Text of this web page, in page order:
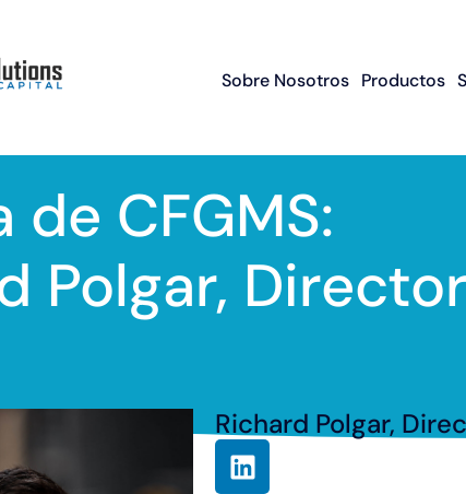
Sobre Nosotros Productos
de CFGMS:
Polgar,
Richard Polgar,